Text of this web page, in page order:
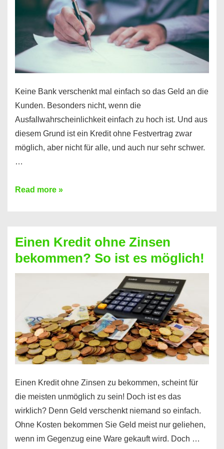
Handy
möglich!
Keine Bank verschenkt mal einfach so das Geld an die
Kunden. Besonders nicht, wenn die
Ausfallwahrscheinlichkeit einfach zu hoch ist. Und aus
diesem Grund ist ein Kredit ohne Festvertrag zwar
möglich, aber nicht für alle, und auch nur sehr schwer.
…
Ist
Festvertrag
für
jeden
erfahren
Sie
es
Read more »
Einen Kredit ohne Zinsen
bekommen? So ist es möglich!
Einen Kredit ohne Zinsen zu bekommen, scheint für
die meisten unmöglich zu sein! Doch ist es das
wirklich? Denn Geld verschenkt niemand so einfach.
Ohne Kosten bekommen Sie Geld meist nur geliehen,
wenn im Gegenzug eine Ware gekauft wird. Doch …